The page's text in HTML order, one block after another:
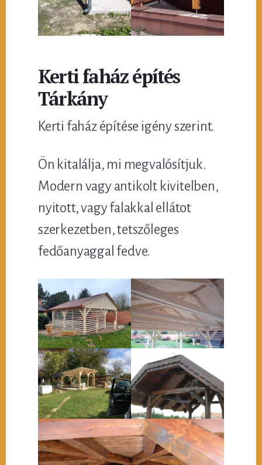
Kerti faház építés
Tárkány
Kerti faház építése igény szerint.
Ön kitalálja, mi megvalósítjuk.
Modern vagy antikolt kivitelben,
nyitott, vagy falakkal ellátot
szerkezetben, tetszőleges
fedőanyaggal fedve.